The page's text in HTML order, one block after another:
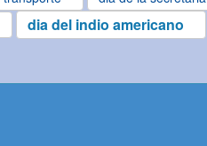
dia del indio americano